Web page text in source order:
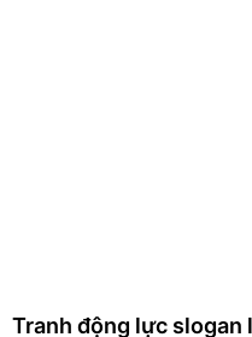
Tranh động lực slogan